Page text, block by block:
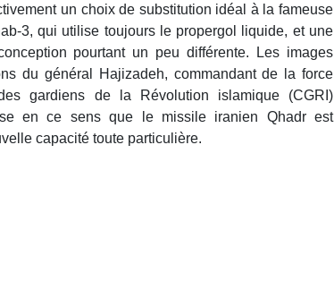
un choix de substitution idéal à la fameuse
3, qui utilise toujours le propergol liquide, et une
pourtant un peu différente. Les images
du général Hajizadeh, commandant de la force
gardiens de la Révolution islamique (CGRI)
en ce sens que le missile iranien Qhadr est
capacité toute particulière.